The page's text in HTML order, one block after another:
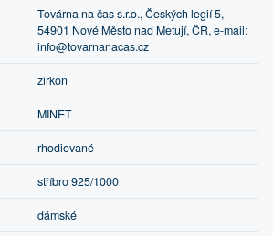
Továrna na čas s.r.o., Českých legií 5,
54901 Nové Město nad Metují, ČR, e-mail:
info@tovarnanacas.cz
zirkon
MINET
rhodiované
stříbro 925/1000
dámské